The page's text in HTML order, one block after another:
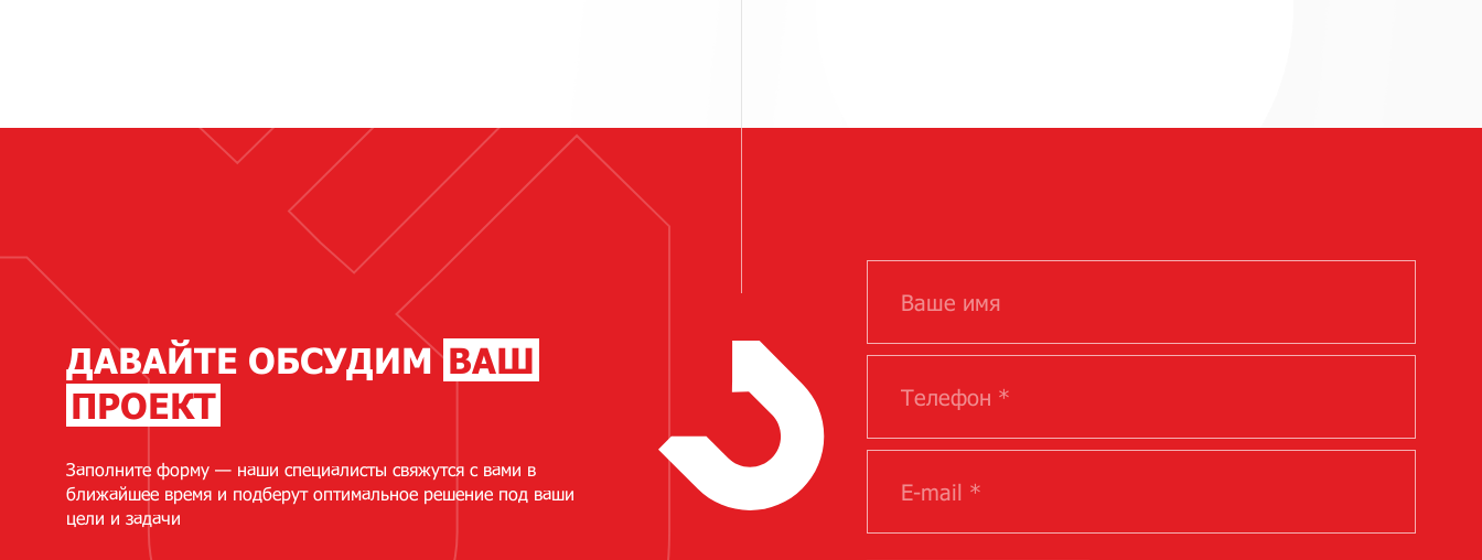
ДАВАЙТЕ ОБСУДИМВАШ
ПРОЕКТ
Заполните форму — наши специалисты свяжутся с вами в
ближайшее время и подберут оптимальное решение под ваши
цели и задачи